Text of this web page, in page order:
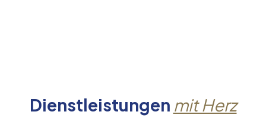
Dienstleistungen mit Herz